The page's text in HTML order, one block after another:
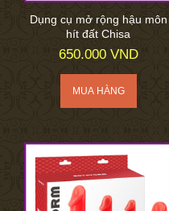
Dụng cụ mở rộng hậu môn
hít đất Chisa
650.000 VND